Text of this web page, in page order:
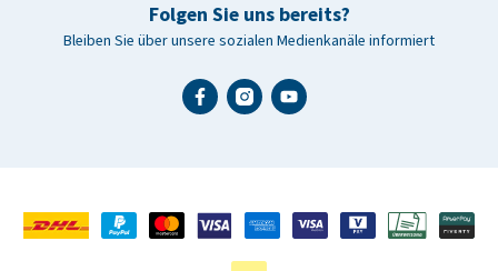
Folgen Sie uns bereits?
Bleiben Sie über unsere sozialen Medienkanäle informiert